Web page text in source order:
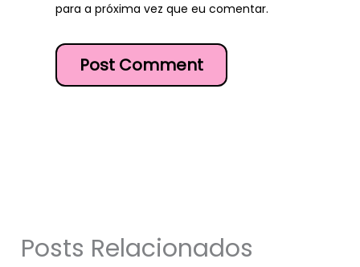
para a próxima vez que eu comentar.
Posts Relacionados